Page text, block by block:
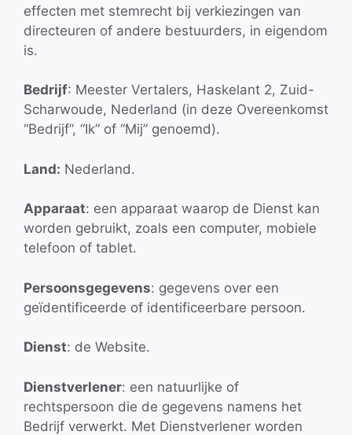
effecten met stemrecht bij verkiezingen van
directeuren of andere bestuurders, in eigendom
is.
Bedrijf: Meester Vertalers, Haskelant 2, Zuid-
Scharwoude, Nederland (in deze Overeenkomst
“Bedrijf”, “Ik” of “Mij” genoemd).
Land: Nederland.
Apparaat: een apparaat waarop de Dienst kan
worden gebruikt, zoals een computer, mobiele
telefoon of tablet.
Persoonsgegevens: gegevens over een
geïdentificeerde of identificeerbare persoon.
Dienst: de Website.
Dienstverlener: een natuurlijke of
rechtspersoon die de gegevens namens het
Bedrijf verwerkt. Met Dienstverlener worden